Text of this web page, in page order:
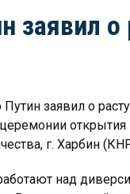
заявил
заявил о
г. Харбин
над